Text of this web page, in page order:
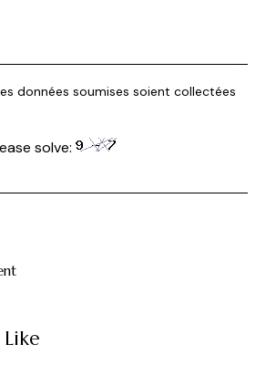
données soumises soient collectées
solve: